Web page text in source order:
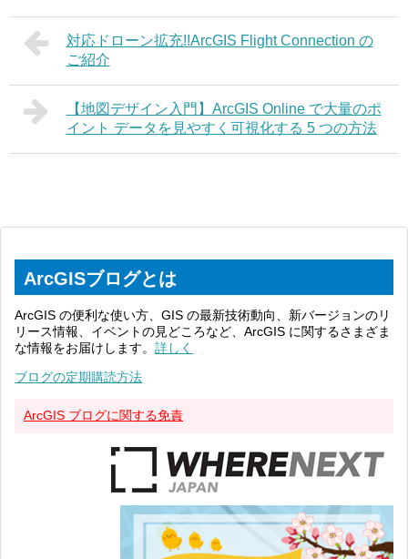
対応ドローン拡充!!ArcGIS Flight Connection の
ご紹介
【地図デザイン入門】ArcGIS Online で大量のポ
イント データを見やすく可視化する 5 つの方法
ArcGISブログとは
ArcGIS の便利な使い方、GIS の最新技術動向、新バージョンのリ
リース情報、イベントの見どころなど、ArcGIS に関するさまざま
な情報をお届けします。 詳しく
ブログの定期購読方法
ArcGIS ブログに関する免責